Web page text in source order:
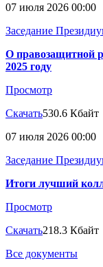
07 июля 2026 00:00
Заседание
О правозащитной
2025 году
Просмотр
Скачать530.6 Кбайт
07 июля 2026 00:00
Заседание
Итоги лучший
Просмотр
Скачать218.3 Кбайт
Все документы